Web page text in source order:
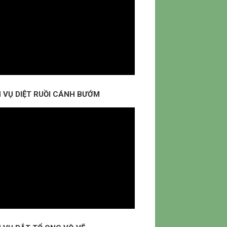
VỤ DIỆT RUỒI CÁNH BƯỚM